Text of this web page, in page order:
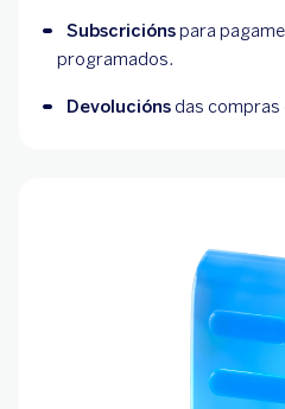
Subscricións para
programados.
Devolucións das compras